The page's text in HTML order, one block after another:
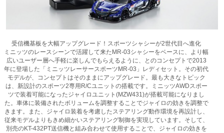
受信機基板を大幅アップグレード！スポーツシャシーが2世代目へ進化
ミニッツのレースシーンで活躍して来たMR-03シャシーをベースに、より幅
広いユーザー層へ手軽に楽しんでもらえるように、とのコンセプトで2013
年に登場した「ミニッツレーサースポーツMR-03」レディセット。その初代
モデルが、コンセプトはそのままにアップグレード。最も大きなトピック
は、新設計のスポーツ2専用R/Cユニットの搭載です。ミニッツAWDスポー
ツで装着可能になったジャイロユニット(MZW431)が搭載可能になりまし
た。車体に装備されたボリュームを調整することでジャイロの効きを調整で
きます。また、ジャイロ装着を考慮したステアリング動作環境を再設計し、
従来モデルよりもきめ細かいステアリング制御を実現しています。そして、
別売のKT-432PT送信機と組み合わせて使用することで、ジャイロの効きを